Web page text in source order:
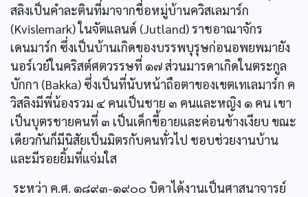
สลิงเป็นคำละตินที่มาจากชื่อหมู่บ้านควิสเลมาร์ก
(Kvislemark) ในจัตแลนด์ (Jutland) ราชอาณาจักร
เดนมาร์ก ซึ่งเป็นบ้านเกิดของบรรพบุรุษก่อนอพยพมายัง
นอร์เวย์ในคริสต์ศตวรรษที่ ๑๗ ส่วนมารดาเกิดในตระกูล
บักกา (Bakka) ซึ่งเป็นที่นับหน้าถือตาของเขตเทเลมาร์ก ค
วิสลิงมีพี่น้องรวม ๔ คนเป็นชาย ๓ คนและหญิง ๑ คน เขา
เป็นบุตรชายคนที่ ๓ เป็นเด็กขี้อายและค่อนข้างเงียบ ขณะ
เดียวกันก็มีนิสัยเป็นมิตรกับคนทั่วไป ชอบช่วยงานบ้าน
และมีรอยยิ้มที่แจ่มใส
ระหว่า ค.ศ. ๑๘๙๓-๑๙๐๐ บิดาได้งานเป็นศาสนาจารย์